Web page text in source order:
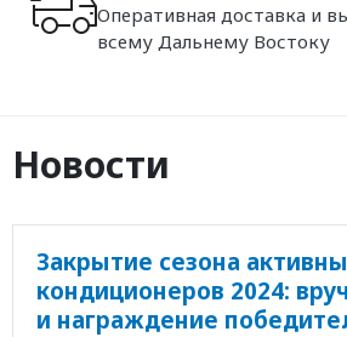
Оперативная доставка и
всему Дальнему Востоку
Новости
Закрытие сезона
кондиционеров 2024:
и награждение